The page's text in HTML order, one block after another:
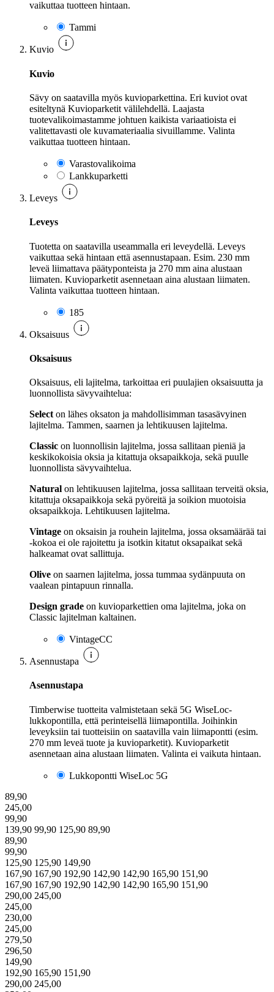
vaikuttaa tuotteen hintaan.
Tammi
Kuvio
Kuvio
Sävy on saatavilla myös kuvioparkettina. Eri kuviot ovat
esiteltynä Kuvioparketit välilehdellä. Laajasta
tuotevalikoimastamme johtuen kaikista variaatioista ei
valitettavasti ole kuvamateriaalia sivuillamme. Valinta
vaikuttaa tuotteen hintaan.
Varastovalikoima
Lankkuparketti
Leveys
Leveys
Tuotetta on saatavilla useammalla eri leveydellä. Leveys
vaikuttaa sekä hintaan että asennustapaan. Esim. 230 mm
leveä liimattava päätyponteista ja 270 mm aina alustaan
liimaten. Kuvioparketit asennetaan aina alustaan liimaten.
Valinta vaikuttaa tuotteen hintaan.
185
Oksaisuus
Oksaisuus
Oksaisuus, eli lajitelma, tarkoittaa eri puulajien oksaisuutta ja
luonnollista sävyvaihtelua:
Select on lähes oksaton ja mahdollisimman tasasävyinen
lajitelma. Tammen, saarnen ja lehtikuusen lajitelma.
Classic on luonnollisin lajitelma, jossa sallitaan pieniä ja
keskikokoisia oksia ja kitattuja oksapaikkoja, sekä puulle
luonnollista sävyvaihtelua.
Natural on lehtikuusen lajitelma, jossa sallitaan terveitä oksia,
kitattuja oksapaikkoja sekä pyöreitä ja soikion muotoisia
oksapaikkoja. Lehtikuusen lajitelma.
Vintage on oksaisin ja rouhein lajitelma, jossa oksamäärää tai
-kokoa ei ole rajoitettu ja isotkin kitatut oksapaikat sekä
halkeamat ovat sallittuja.
Olive on saarnen lajitelma, jossa tummaa sydänpuuta on
vaalean pintapuun rinnalla.
Design grade on kuvioparkettien oma lajitelma, joka on
Classic lajitelman kaltainen.
VintageCC
Asennustapa
Asennustapa
Timberwise tuotteita valmistetaan sekä 5G WiseLoc-
lukkopontilla, että perinteisellä liimapontilla. Joihinkin
leveyksiin tai tuotteisiin on saatavilla vain liimapontti (esim.
270 mm leveä tuote ja kuvioparketit). Kuvioparketit
asennetaan aina alustaan liimaten. Valinta ei vaikuta hintaan.
Lukkopontti WiseLoc 5G
89,90
245,00
99,90
139,90 99,90 125,90 89,90
89,90
99,90
125,90 125,90 149,90
167,90 167,90 192,90 142,90 142,90 165,90 151,90
167,90 167,90 192,90 142,90 142,90 165,90 151,90
290,00 245,00
245,00
230,00
245,00
279,50
296,50
149,90
192,90 165,90 151,90
290,00 245,00